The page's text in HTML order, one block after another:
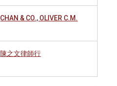
CHAN & CO., OLIVER C.M.
陳之文律師行